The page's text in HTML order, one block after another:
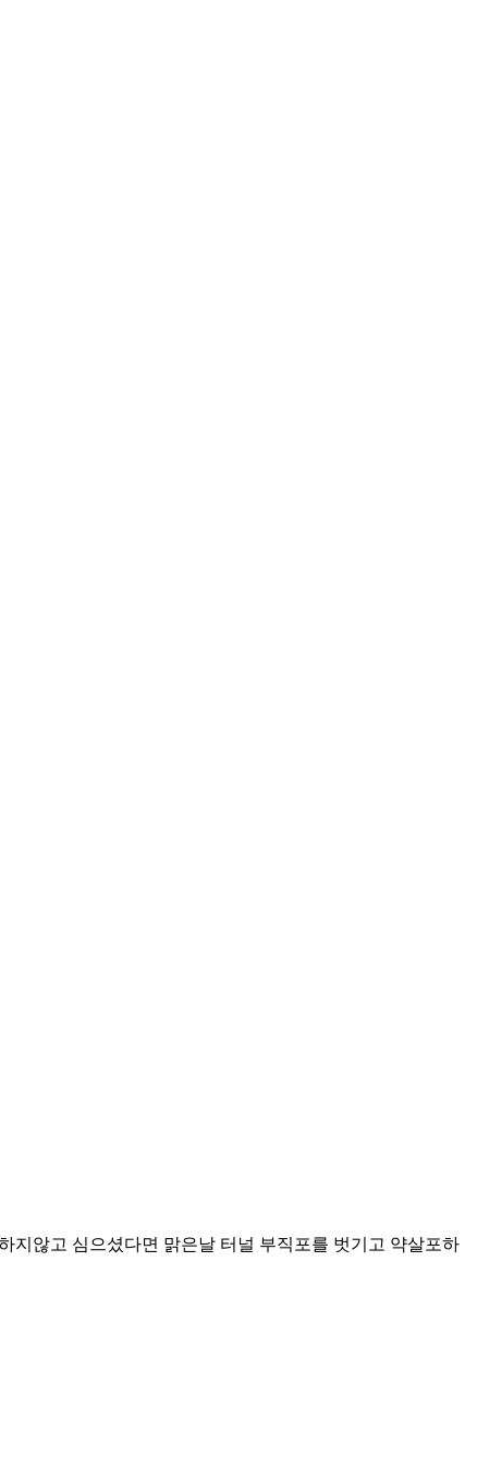
지않고 심으셨다면 맑은날 터널 부직포를 벗기고 약살포하